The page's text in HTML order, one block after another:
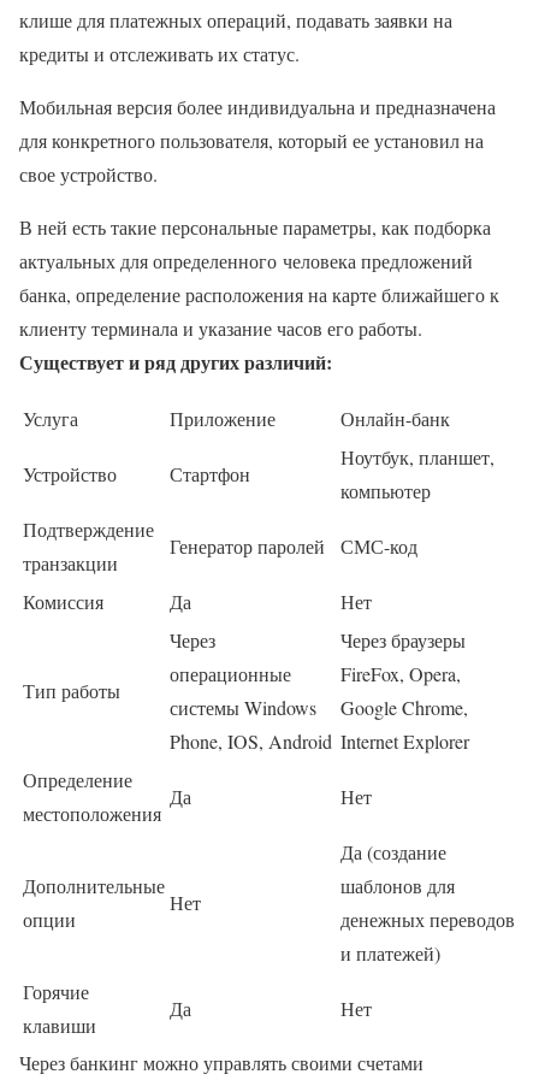
клише для платежных операций, подавать заявки на
кредиты и отслеживать их статус.
Мобильная версия более индивидуальна и предназначена
для конкретного пользователя, который ее установил на
свое устройство.
В ней есть такие персональные параметры, как подборка
актуальных для определенного человека предложений
банка, определение расположения на карте ближайшего к
клиенту терминала и указание часов его работы.
Существует и ряд других различий:
Услуга Приложение Онлайн-банк
Устройство Стартфон
Ноутбук, планшет,
компьютер
Подтверждение
транзакции
Генератор паролей СМС-код
Комиссия Да Нет
Тип работы
Через
операционные
системы Windows
Phone, IOS, Android
Через браузеры
FireFox, Opera,
Google Chrome,
Internet Explorer
Определение
местоположения
Да Нет
Дополнительные
опции
Нет
Да (создание
шаблонов для
денежных переводов
и платежей)
Горячие
клавиши
Да Нет
Через банкинг можно управлять своими счетами